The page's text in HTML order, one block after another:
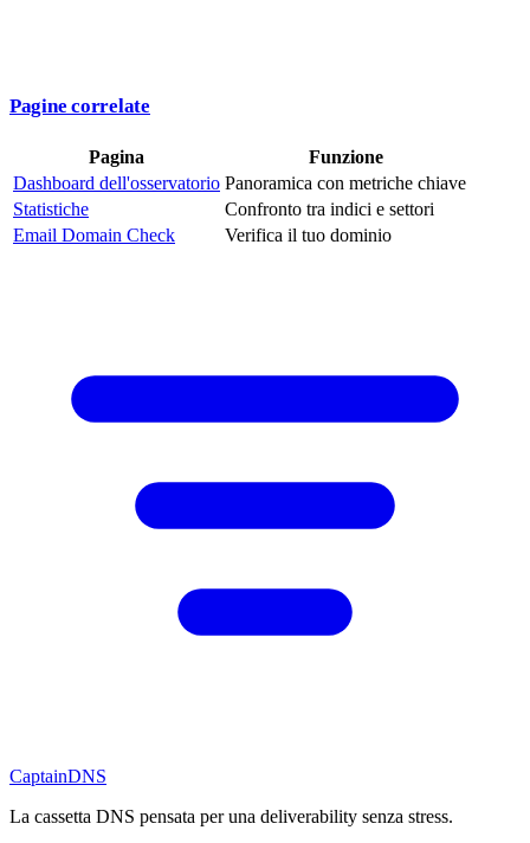
Pagine correlate
Pagina
Funzione
Dashboard dell'osservatorio Panoramica con metriche chiave
Statistiche
Confronto tra indici e settori
Email Domain Check
Verifica il tuo dominio
CaptainDNS
La cassetta DNS pensata per una deliverability senza stress.